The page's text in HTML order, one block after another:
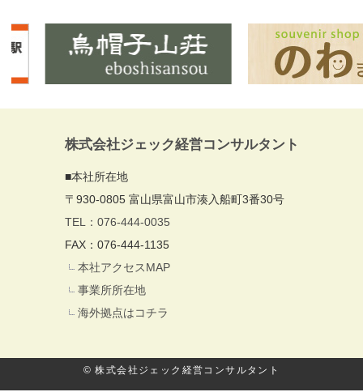
株式会社ジェック経営コンサルタント
■本社所在地
〒930-0805 富山県富山市湊入船町3番30号
TEL：076-444-0035
FAX：076-444-1135
本社アクセスMAP
事業所所在地
海外拠点はコチラ
© 株式会社ジェック経営コンサルタント